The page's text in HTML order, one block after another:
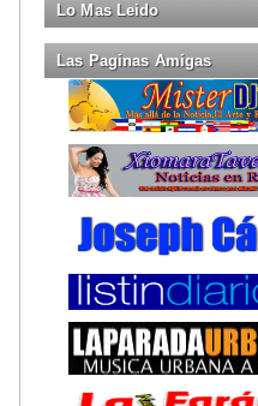
Lo Mas Leido
Las Paginas Amigas